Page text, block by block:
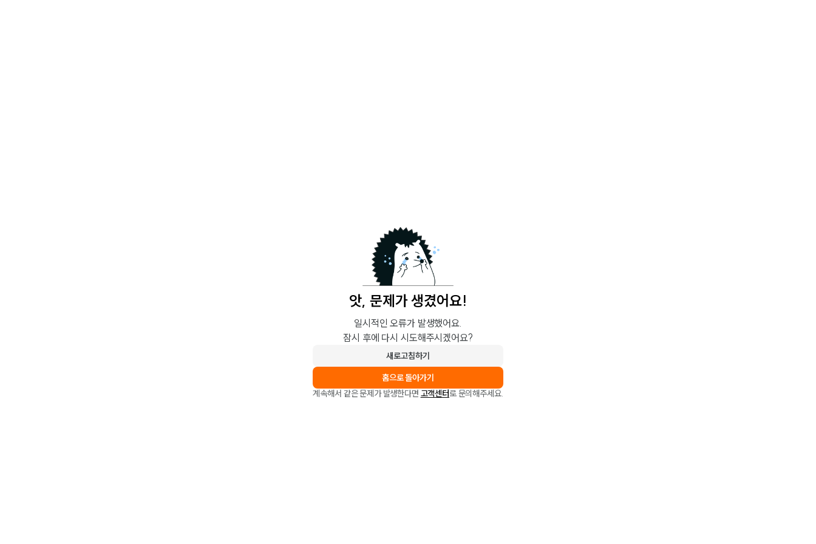
앗, 문제가 생겼어요!
일시적인 오류가 발생했어요.
잠시 후에 다시 시도해주시겠어요?
새로고침하기
홈으로 돌아가기
계속해서 같은 문제가 발생한다면 고객센터로 문의해주세요.